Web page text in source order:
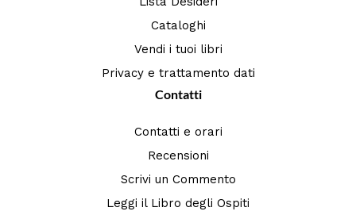
Cataloghi
Vendi i tuoi libri
Privacy e trattamento dati
Contatti
Contatti e orari
Recensioni
Scrivi un Commento
Leggi il Libro degli Ospiti